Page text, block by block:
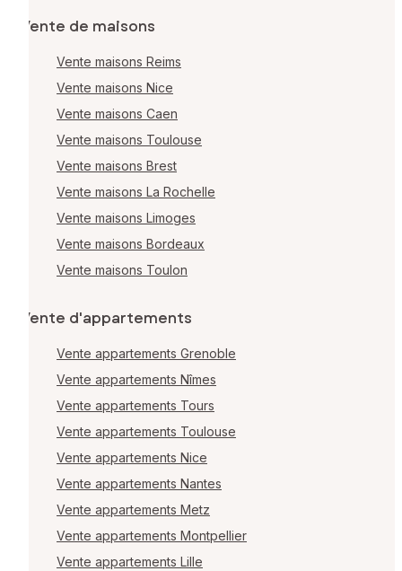
Vente de maisons
Vente maisons Reims
Vente maisons Nice
Vente maisons Caen
Vente maisons Toulouse
Vente maisons Brest
Vente maisons La Rochelle
Vente maisons Limoges
Vente maisons Bordeaux
Vente maisons Toulon
Vente d'appartements
Vente appartements Grenoble
Vente appartements Nîmes
Vente appartements Tours
Vente appartements Toulouse
Vente appartements Nice
Vente appartements Nantes
Vente appartements Metz
Vente appartements Montpellier
Vente appartements Lille